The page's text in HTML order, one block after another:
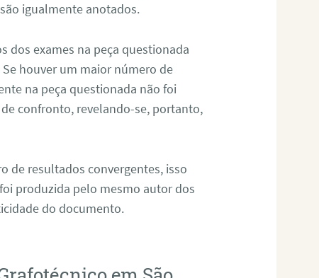
igualmente anotados.
dos exames na peça questionada
houver um maior número de
na peça questionada não foi
confronto, revelando-se, portanto,
de resultados convergentes, isso
produzida pelo mesmo autor dos
do documento.